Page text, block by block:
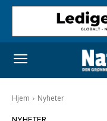
Hjem Nyheter